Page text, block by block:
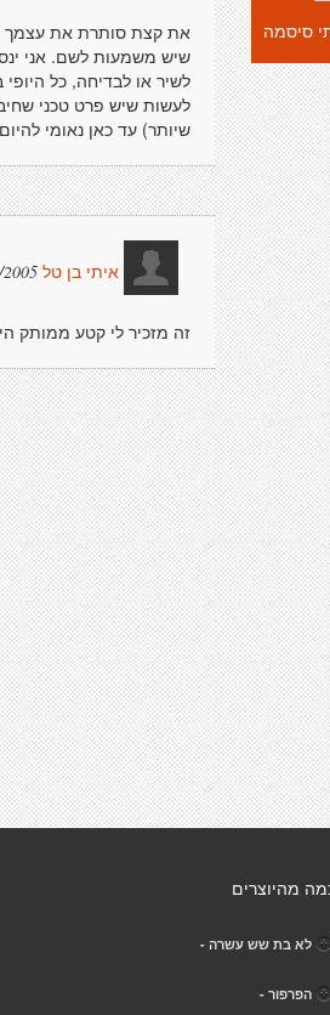
את קצת סותרת את עצמך
שיש משמעות לשם. אני
לשיר או לבדיחה, כל
לעשות שיש פרט טכני
שיותר) עד כאן נאומי
איתי בן טל 06:33:32
זה מזכיר לי קטע ממותק
סיסמה
מהיוצרים
לא בת שש עשרה -
הפרפור -